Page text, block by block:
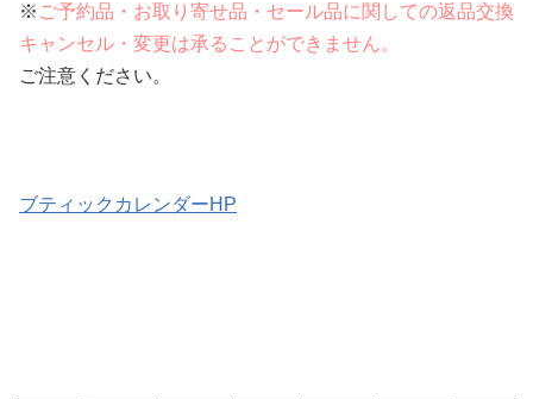
※ ご予約品・お取り寄せ品・セール品に関しての返品交換
キャンセル・変更は承ることができません。
ご注意ください。
ブティックカレンダーHP